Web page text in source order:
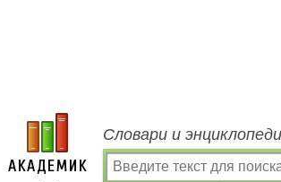
Словари и